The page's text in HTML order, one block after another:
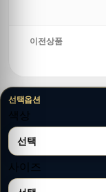
이전상품
선택옵션
색상
사이즈